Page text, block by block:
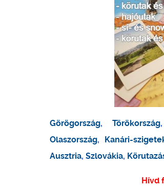
Görögország,Törökország
Olaszország, Kanári-
Ausztria, Szlovákia,
Hívd